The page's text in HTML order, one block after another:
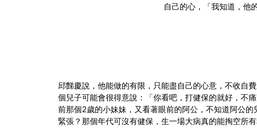
自己的心，「我知道，他
邱豑慶說，他能做的有限，只能盡自己的心意，不收自
個兒子可能會很得意說：「你看吧，打健保的就好，不
前那個2歲的小妹妹，又看著眼前的阿公，不知道阿公
緊張？那個年代可沒有健保，生一場大病真的能掏空所有